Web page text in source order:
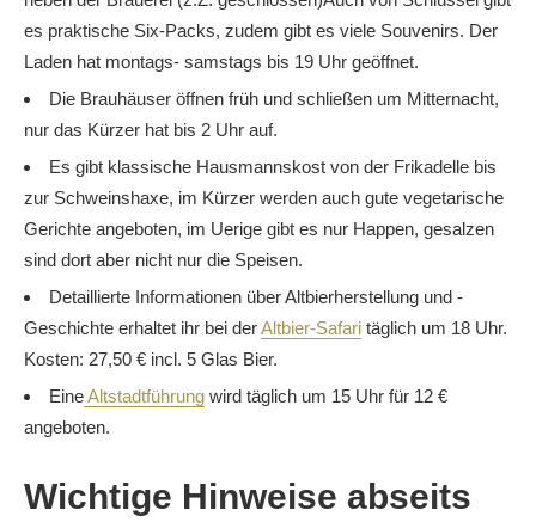
es praktische Six-Packs, zudem gibt es viele Souvenirs. Der
Laden hat montags- samstags bis 19 Uhr geöffnet.
Die Brauhäuser öffnen früh und schließen um Mitternacht,
nur das Kürzer hat bis 2 Uhr auf.
Es gibt klassische Hausmannskost von der Frikadelle bis
zur Schweinshaxe, im Kürzer werden auch gute vegetarische
Gerichte angeboten, im Uerige gibt es nur Happen, gesalzen
sind dort aber nicht nur die Speisen.
Detaillierte Informationen über Altbierherstellung und -
Geschichte erhaltet ihr bei derAltbier-Safari täglich um 18 Uhr.
Kosten: 27,50 € incl. 5 Glas Bier.
EineAltstadtführung wird täglich um 15 Uhr für 12 €
angeboten.
Wichtige Hinweise abseits